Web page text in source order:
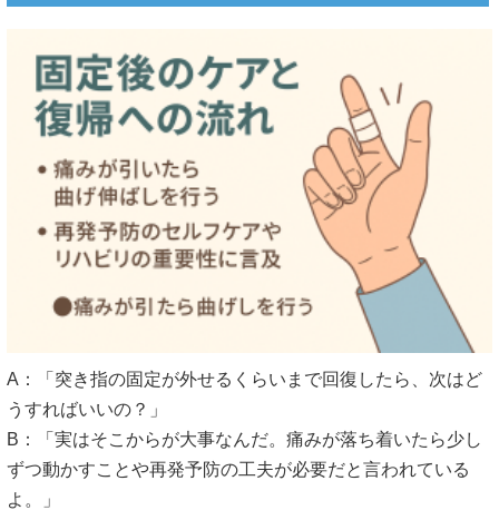
A：「突き指の固定が外せるくらいまで回復したら、次はど
うすればいいの？」
B：「実はそこからが大事なんだ。痛みが落ち着いたら少し
ずつ動かすことや再発予防の工夫が必要だと言われている
よ。」